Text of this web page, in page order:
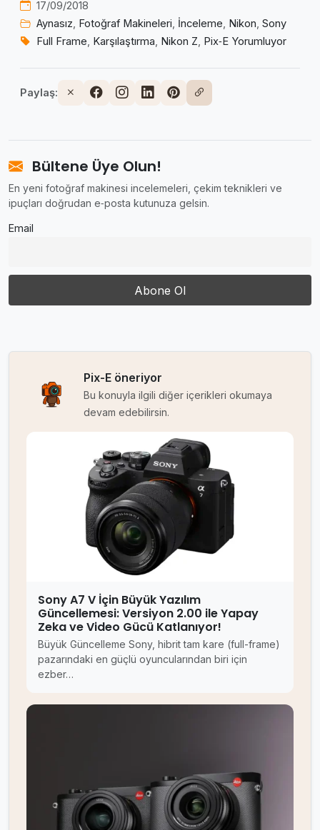
17/09/2018
Aynasız, Fotoğraf Makineleri, İnceleme, Nikon, Sony
Full Frame, Karşılaştırma, Nikon Z, Pix‑E Yorumluyor
Paylaş:
Bültene Üye Olun!
En yeni fotoğraf makinesi incelemeleri, çekim teknikleri ve
ipuçları doğrudan e‑posta kutunuza gelsin.
Email
Pix-E öneriyor
Bu konuyla ilgili diğer içerikleri okumaya
devam edebilirsin.
Sony A7 V İçin Büyük Yazılım
Güncellemesi: Versiyon 2.00 ile Yapay
Zeka ve Video Gücü Katlanıyor!
Büyük Güncelleme Sony, hibrit tam kare (full-frame)
pazarındaki en güçlü oyuncularından biri için
ezber…